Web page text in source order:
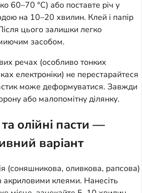
60–70 °C) або поставте річ у
на 10–20 хвилин. Клей і папір
цього залишки легко
засобом.
речах (особливо тонких
електроніки) не перестарайтеся
може деформуватися. Завжди
або малопомітну ділянку.
олійні пасти —
варіант
(соняшникова, оливкова, рапсова)
акриловими клеями. Нанесіть